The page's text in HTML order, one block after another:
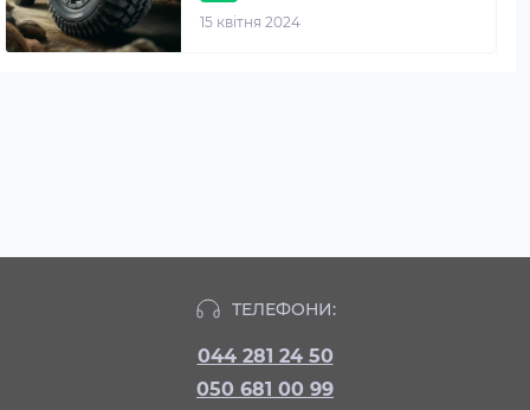
15 квітня 2024
ТЕЛЕФОНИ:
044 281 24 50
050 681 00 99